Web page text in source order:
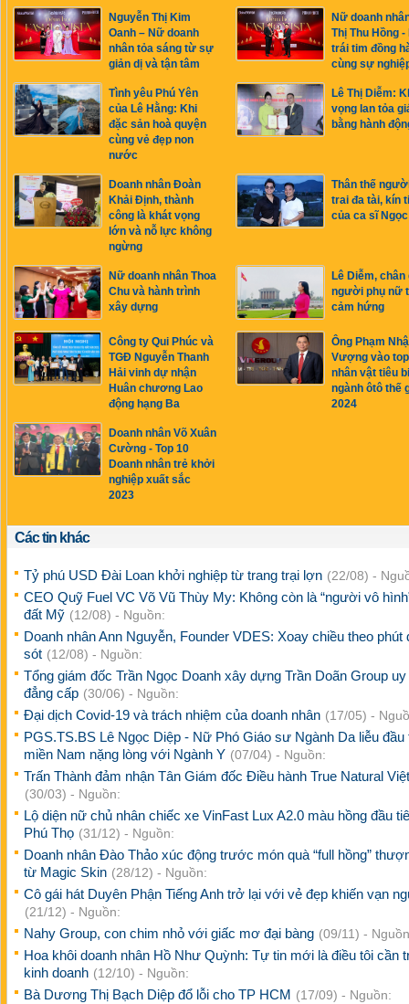
Nguyễn Thị Kim
Oanh – Nữ doanh
nhân tỏa sáng từ sự
giản dị và tận tâm
Nữ doanh
Thị Thu Hồng -
trái tim đồng
cùng sự
Tình yêu Phú Yên
của Lê Hằng: Khi
đặc sản hoà quyện
cùng vẻ đẹp non
nước
Lê Thị Diễm:
vọng lan tỏa
bằng hành
Doanh nhân Đoàn
Khải Định, thành
công là khát vọng
lớn và nỗ lực không
ngừng
Thân thế
trai đa tài, kín
của ca sĩ
Nữ doanh nhân Thoa
Chu và hành trình
xây dựng
Lê Diễm, chân
người phụ nữ
cảm hứng
Công ty Qui Phúc và
TGĐ Nguyễn Thanh
Hải vinh dự nhận
Huân chương Lao
động hạng Ba
Ông Phạm
Vượng vào
nhân vật tiêu
ngành ôtô thế
2024
Doanh nhân Võ Xuân
Cường - Top 10
Doanh nhân trẻ khởi
nghiệp xuất sắc
2023
Các tin khác
Tỷ phú USD Đài Loan khởi nghiệp từ trang trại lợn (22/08) -
CEO Quỹ Fuel VC Võ Vũ Thùy My: Không còn là “người vô
đất Mỹ (12/08) - Nguồn:
Doanh nhân Ann Nguyễn, Founder VDES: Xoay chiều theo phút
sót (12/08) - Nguồn:
Tổng giám đốc Trần Ngọc Doanh xây dựng Trần Doãn Group
đẳng cấp (30/06) - Nguồn:
Đại dịch Covid-19 và trách nhiệm của doanh nhân (17/05) -
PGS.TS.BS Lê Ngọc Diệp - Nữ Phó Giáo sư Ngành Da liễu đầu
miền Nam nặng lòng với Ngành Y (07/04) - Nguồn:
Trấn Thành đảm nhận Tân Giám đốc Điều hành True Natural
(30/03) - Nguồn:
Lộ diện nữ chủ nhân chiếc xe VinFast Lux A2.0 màu hồng đầu
Phú Thọ (31/12) - Nguồn:
Doanh nhân Đào Thảo xúc động trước món quà “full hồng”
từ Magic Skin (28/12) - Nguồn:
Cô gái hát Duyên Phận Tiếng Anh trở lại với vẻ đẹp khiến vạn
(21/12) - Nguồn:
Nahy Group, con chim nhỏ với giấc mơ đại bàng (09/11) -
Hoa khôi doanh nhân Hồ Như Quỳnh: Tự tin mới là điều tôi cần
kinh doanh (12/10) - Nguồn:
Bà Dương Thị Bạch Diệp đổ lỗi cho TP HCM (17/09) - Nguồn: